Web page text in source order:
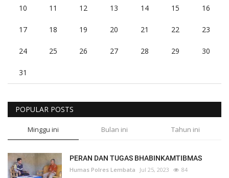
10 11 12 13 14 15 16
17 18 19 20 21 22 23
24 25 26 27 28 29 30
31
POPULAR POSTS
Minggu ini Bulan ini Tahun ini
PERAN DAN TUGAS BHABINKAMTIBMAS
Humas Polres Lembata Jul 25, 2023 84